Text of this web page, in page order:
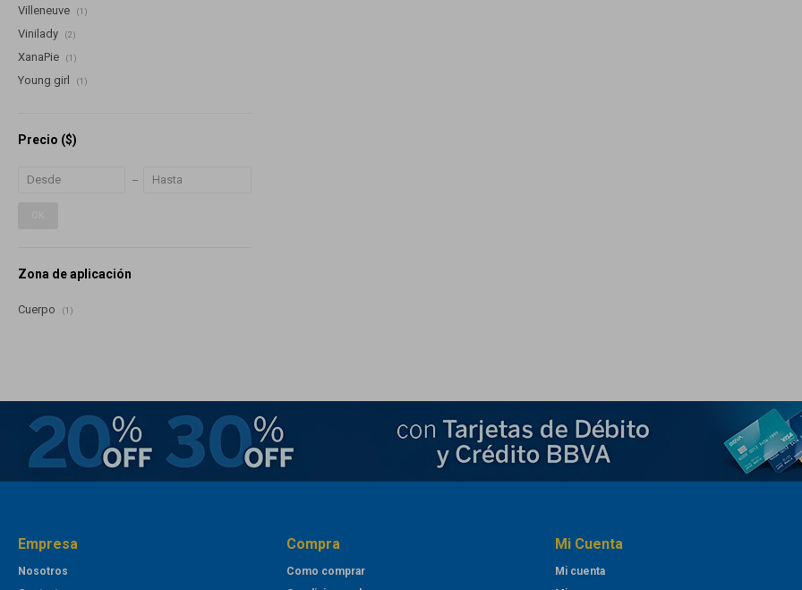
Villeneuve (1)
Vinilady (2)
XanaPie (1)
Young girl (1)
Precio ($)
Zona de aplicación
Cuerpo (1)
Empresa
Nosotros
Compra
Como comprar
Mi Cuenta
Mi cuenta